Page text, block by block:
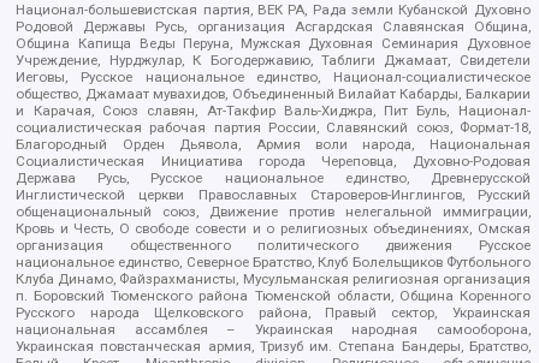
Национал-большевистская партия, ВЕК РА, Рада земли Кубанской Духовно
Родовой Державы Русь, организация Асгардская Славянская Община,
Община Капища Веды Перуна, Мужская Духовная Семинария Духовное
Учреждение, Нурджулар, К Богодержавию, Таблиги Джамаат, Свидетели
Иеговы, Русское национальное единство, Национал-социалистическое
общество, Джамаат мувахидов, Объединенный Вилайат Кабарды, Балкарии
и Карачая, Союз славян, Ат-Такфир Валь-Хиджра, Пит Буль, Национал-
социалистическая рабочая партия России, Славянский союз, Формат-18,
Благородный Орден Дьявола, Армия воли народа, Национальная
Социалистическая Инициатива города Череповца, Духовно-Родовая
Держава Русь, Русское национальное единство, Древнерусской
Инглистической церкви Православных Староверов-Инглингов, Русский
общенациональный союз, Движение против нелегальной иммиграции,
Кровь и Честь, О свободе совести и о религиозных объединениях, Омская
организация общественного политического движения Русское
национальное единство, Северное Братство, Клуб Болельщиков Футбольного
Клуба Динамо, Файзрахманисты, Мусульманская религиозная организация
п. Боровский Тюменского района Тюменской области, Община Коренного
Русского народа Щелковского района, Правый сектор, Украинская
национальная ассамблея – Украинская народная самооборона,
Украинская повстанческая армия, Тризуб им. Степана Бандеры, Братство,